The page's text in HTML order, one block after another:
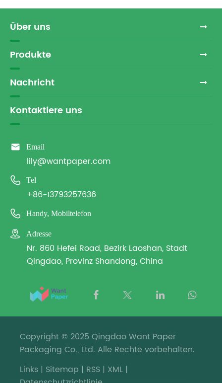
Über uns
Produkte
Nachricht
Kontaktiere uns
 Email
lily@wantpaper.com
 Tel
+86-13793257636
 Handy, Mobiltelefon
 Adresse
Nr. 860 Hefei Road, Bezirk Laoshan, Stadt
Qingdao, Provinz Shandong, China
Copyright © 2025 Qingdao Want Paper
Packaging Co., Ltd. Alle Rechte vorbehalten.
Links | Sitemap | RSS | XML |